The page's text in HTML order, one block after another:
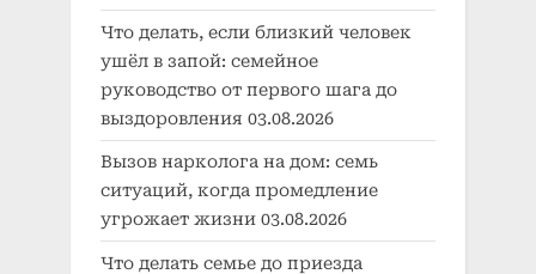
Что делать, если близкий человек
ушёл в запой: семейное
руководство от первого шага до
выздоровления 03.08.2026
Вызов нарколога на дом: семь
ситуаций, когда промедление
угрожает жизни 03.08.2026
Что делать семье до приезда